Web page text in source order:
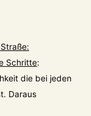
Schritte:
die bei jeden
Daraus